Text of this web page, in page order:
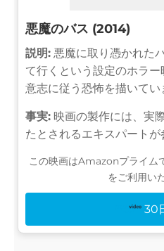
悪魔のバス (2014)
説明: 悪魔に取り憑かれた
て行くという設定のホラ
意志に従う恐怖を描いてい
事実: 映画の製作には、実
たとされるエキスパートが
この映画はAmazonプライム
をご利用い
30